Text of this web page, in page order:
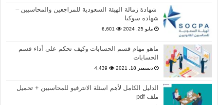
شهادة زمالة الهيئة السعودية للمراجعين والمحاسبين –
شهاده سوكبا
مايو 25, 2024 6,601
ماهو مهام قسم الحسابات وكيف تحكم على أداء قسم
الحسابات
ديسمبر 18, 2021 4,439
الدليل الكامل لأهم اسئلة الانترفيو للمحاسبين + تحميل
ملف pdf